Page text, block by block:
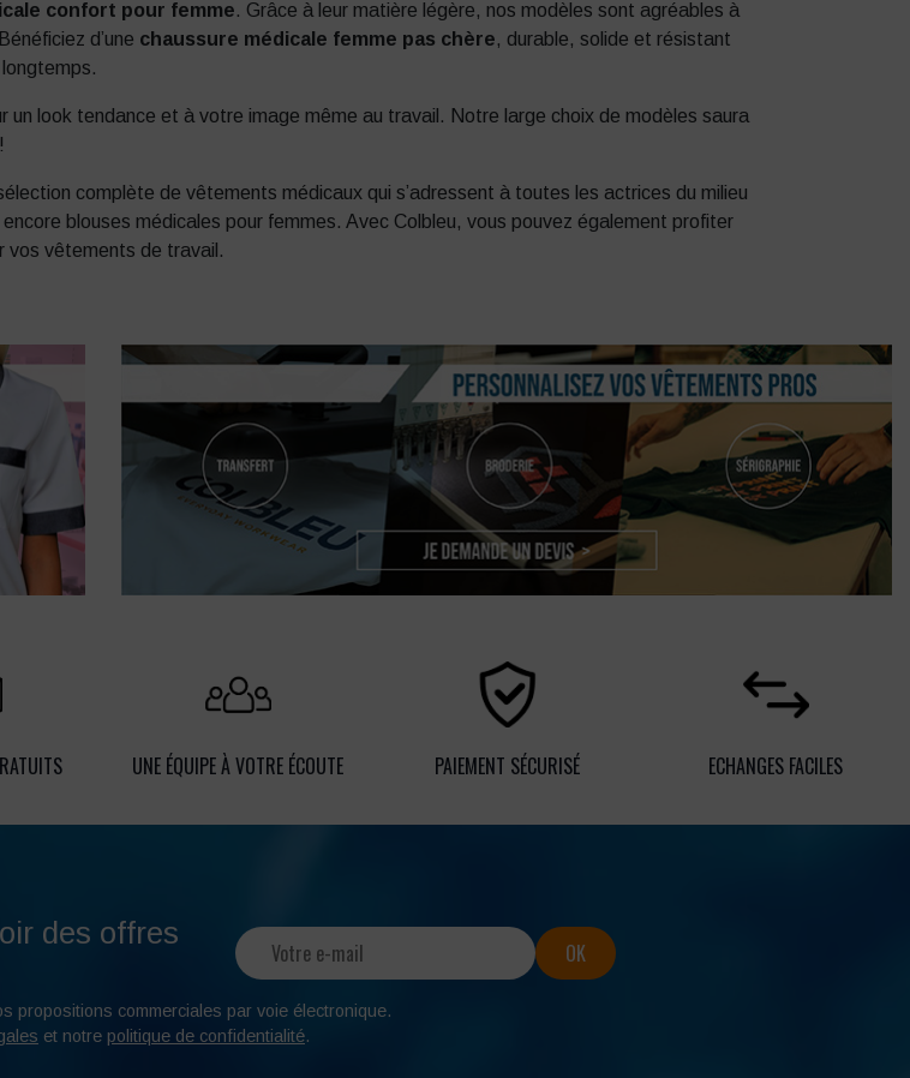
confort pour femme. Grâce à leur matière légère, nos modèles sont agréables à
d’une chaussure médicale femme pas chère, durable, solide et résistant
look tendance et à votre image même au travail. Notre large choix de modèles saura
complète de vêtements médicaux qui s’adressent à toutes les actrices du milieu
blouses médicales pour femmes. Avec Colbleu, vous pouvez également profiter
vos vêtements de travail.
UNE ÉQUIPE À VOTRE ÉCOUTE PAIEMENT SÉCURISÉ ECHANGES FACILES
des offres
propositions commerciales par voie électronique.
et notre politique de confidentialité.